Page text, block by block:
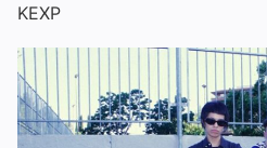
KEXP